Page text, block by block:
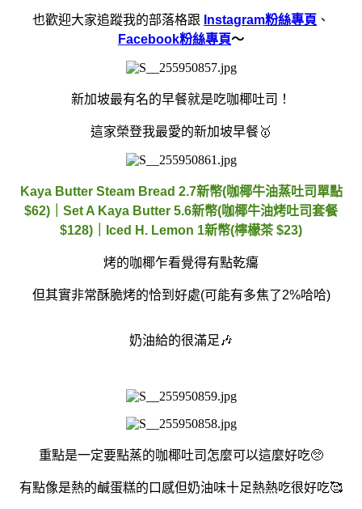
也歡迎大家追蹤我的部落格跟 Instagram粉絲專頁 、
Facebook粉絲專頁～
新加坡最有名的早餐就是吃咖椰吐司！
這家榮登我最愛的新加坡早餐🥇
Kaya Butter Steam Bread 2.7新幣(咖椰牛油蒸吐司單點
$62)｜Set A Kaya Butter 5.6新幣(咖椰牛油烤吐司套餐
$128)｜Iced H. Lemon 1新幣(檸檬茶 $23)
烤的咖椰乍看覺得有點乾癟
但其實非常酥脆烤的恰到好處(可能有多焦了2%哈哈)
奶油給的很滿足🎶
重點是一定要點蒸的咖椰吐司怎麼可以這麼好吃🥺
有點像是熱的鹹蛋糕的口感但奶油味十足熱熱吃很好吃🥰